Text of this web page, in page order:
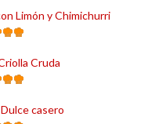
Limón y Chimichurri
Cruda
casero